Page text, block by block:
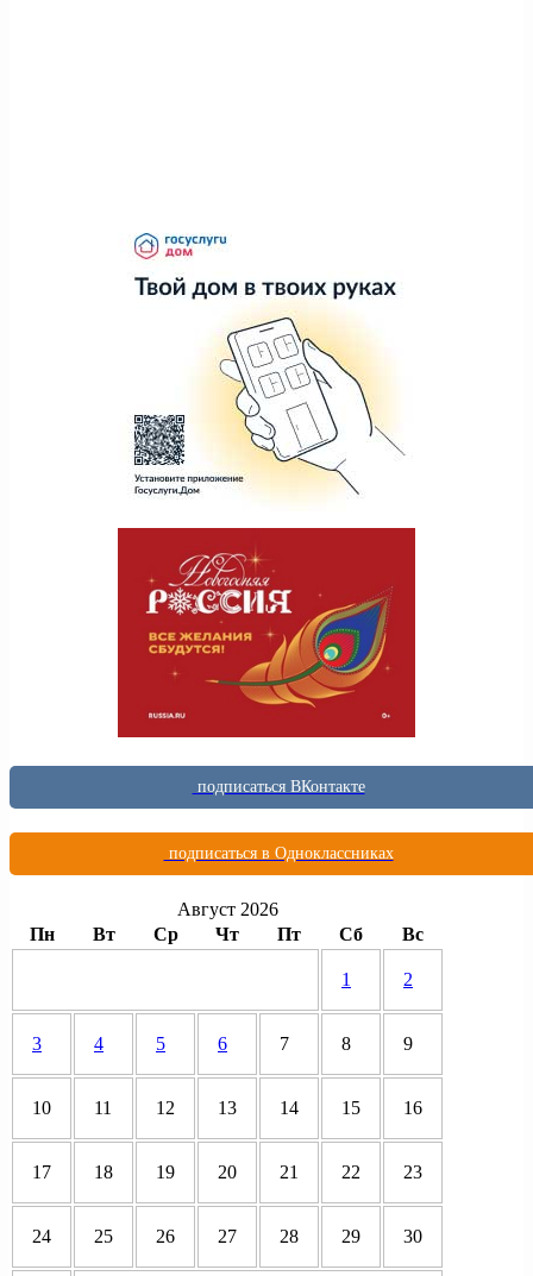
подписаться ВКонтакте
подписаться в Одноклассниках
Август 2026
Пн
Вт Ср Чт Пт Сб Вс
1 2
3 4 5 6 7 8 9
10 11 12 13 14 15 16
17 18 19 20 21 22 23
24 25 26 27 28 29 30